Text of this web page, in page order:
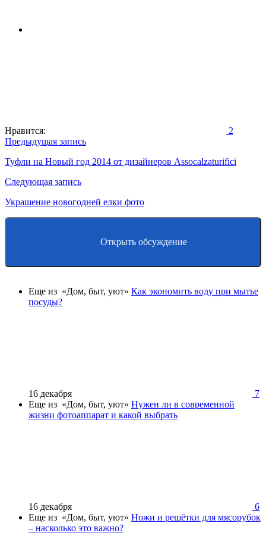
Нравится: 2
Навигация
по
записям
Предыдущая запись
Туфли на Новый год 2014 от дизайнеров Assocalzaturifici
Следующая запись
Украшение новогодней елки фото
Открыть обсуждение
Еще из «Дом, быт, уют» Как экономить воду при мытье
посуды?
16 декабря
7
Еще из «Дом, быт, уют» Нужен ли в современной
жизни фотоаппарат и какой выбрать
16 декабря
6
Еще из «Дом, быт, уют» Ножи и решётки для мясорубок
– насколько это важно?